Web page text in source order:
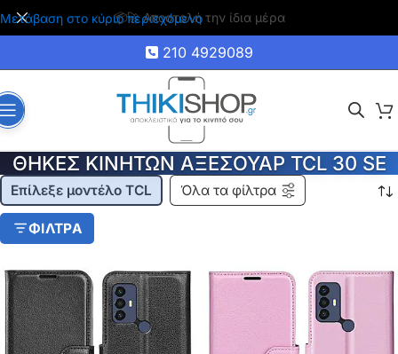
Μετάβαση στο κύριο περιεχόμενο
🚚 Δωρεάν μεταφορικά για αγορές άνω των 35€
210 4929089
ΘΗΚΕΣ ΚΙΝΗΤΩΝ ΑΞΕΣΟΥΑΡ TCL 30 SE
Επίλεξε μοντέλο TCL Όλα τα φίλτρα
ΦΙΛΤΡΑ